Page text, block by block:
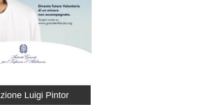
Luigi Pintor